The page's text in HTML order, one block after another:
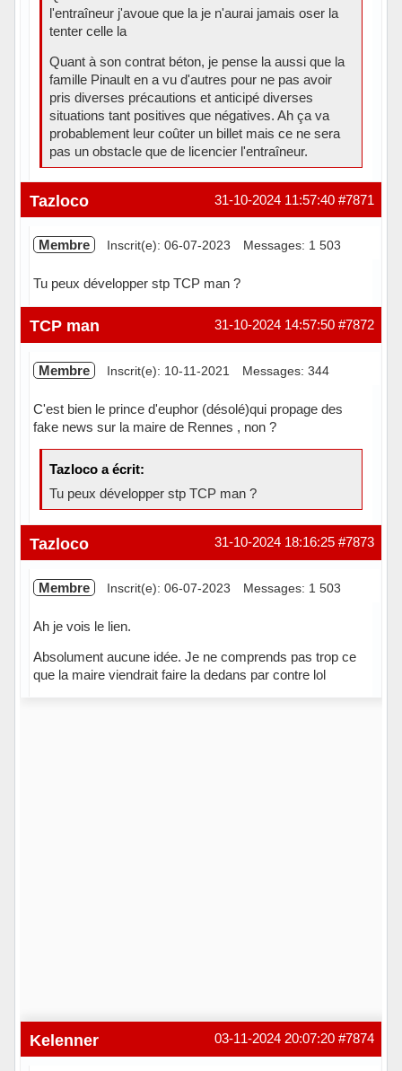
l'entraîneur j'avoue que la je n'aurai jamais oser la
tenter celle la
Quant à son contrat béton, je pense la aussi que la
famille Pinault en a vu d'autres pour ne pas avoir
pris diverses précautions et anticipé diverses
situations tant positives que négatives. Ah ça va
probablement leur coûter un billet mais ce ne sera
pas un obstacle que de licencier l'entraîneur.
Hors ligne #7871
31-10-2024 11:57:40
Tazloco
Membre Inscrit(e): 06-07-2023 Messages: 1 503
Tu peux développer stp TCP man ?
Hors ligne #7872
31-10-2024 14:57:50
TCP man
Membre Inscrit(e): 10-11-2021 Messages: 344
C'est bien le prince d'euphor (désolé)qui propage des
fake news sur la maire de Rennes , non ?
Tazloco a écrit:
Tu peux développer stp TCP man ?
Hors ligne #7873
31-10-2024 18:16:25
Tazloco
Membre Inscrit(e): 06-07-2023 Messages: 1 503
Ah je vois le lien.
Absolument aucune idée. Je ne comprends pas trop ce
que la maire viendrait faire la dedans par contre lol
#7874
03-11-2024 20:07:20
Kelenner